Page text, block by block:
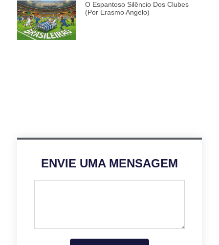
O Espantoso Silêncio Dos Clubes
(por Erasmo Angelo)
ENVIE UMA MENSAGEM